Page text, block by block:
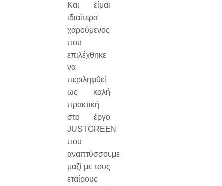
Και είμαι
ιδιαίτερα
χαρούμενος
που
επιλέχθηκε
να
περιληφθεί
ως καλή
πρακτική
στο έργο
JUSTGREEN
που
αναπτύσσουμε
μαζί με τους
εταίρους